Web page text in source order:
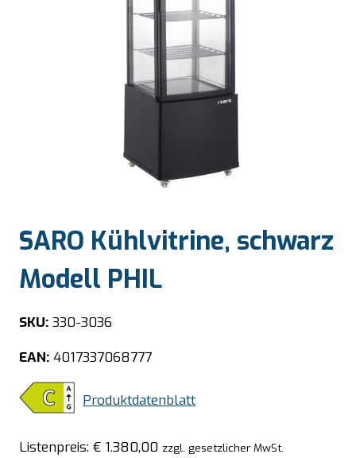
SARO Kühlvitrine, schwarz
Modell PHIL
SKU: 330-3036
EAN: 4017337068777
Produktdatenblatt
Listenpreis: € 1.380,00 zzgl. gesetzlicher MwSt.